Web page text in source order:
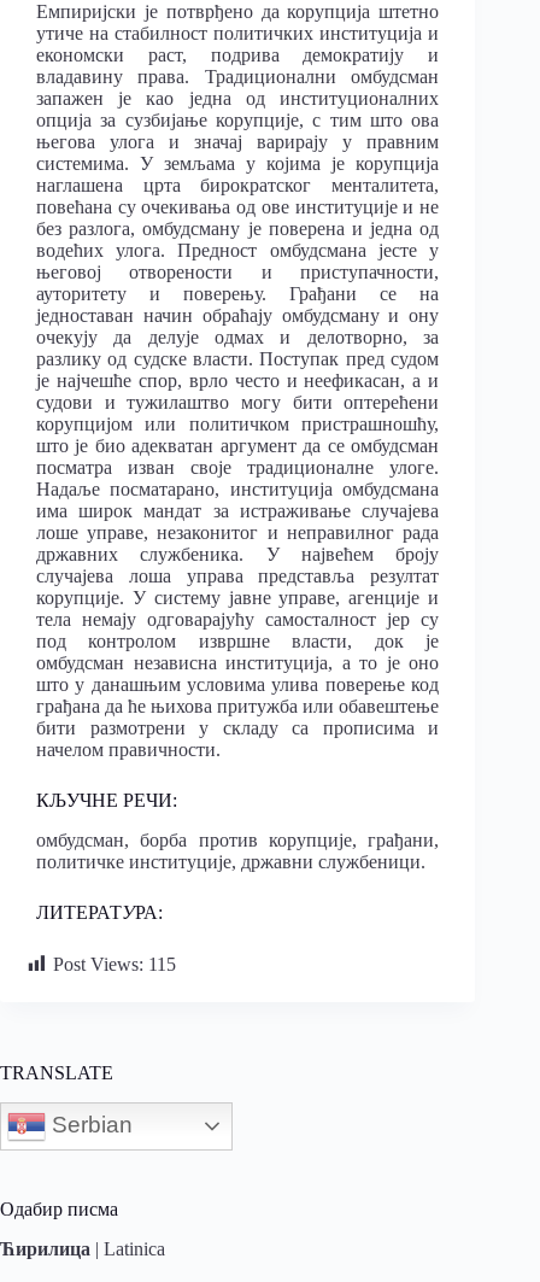
Емпиријски је потврђено да корупција штетно
утиче на стабилност политичких институција и
економски раст, подрива демократију и
владавину права. Традиционални омбудсман
запажен је као једна од институционалних
опција за сузбијање корупције, с тим што ова
његова улога и значај варирају у правним
системима. У земљама у којима је корупција
наглашена црта бирократског менталитета,
повећана су очекивања од ове институције и не
без разлога, омбудсману је поверена и једна од
водећих улога. Предност омбудсмана јесте у
његовој отворености и приступачности,
ауторитету и поверењу. Грађани се на
једноставан начин обраћају омбудсману и ону
очекују да делује одмах и делотворно, за
разлику од судске власти. Поступак пред судом
је најчешће спор, врло често и неефикасан, а и
судови и тужилаштво могу бити оптерећени
корупцијом или политичком пристрашношћу,
што је био адекватан аргумент да се омбудсман
посматра изван своје традиционалне улоге.
Надаље посматарано, институција омбудсмана
има широк мандат за истраживање случајева
лоше управе, незаконитог и неправилног рада
државних службеника. У највећем броју
случајева лоша управа представља резултат
корупције. У систему јавне управе, агенције и
тела немају одговарајућу самосталност јер су
под контролом извршне власти, док је
омбудсман независна институција, а то је оно
што у данашњим условима улива поверење код
грађана да ће њихова притужба или обавештење
бити размотрени у складу са прописима и
начелом правичности.
КЉУЧНЕ РЕЧИ:
омбудсман, борба против корупције, грађани,
политичке институције, државни службеници.
ЛИТЕРАТУРА:
Post Views: 115
TRANSLATE
Serbian
Одабир писма
Ћирилица | Latinica